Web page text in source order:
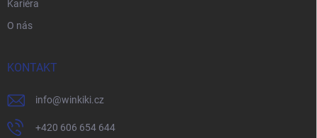
Kariéra
O nás
KONTAKT
info@winkiki.cz
+420 606 654 644